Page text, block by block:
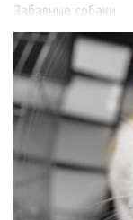
Забавные собаки